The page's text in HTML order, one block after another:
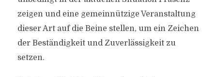
zeigen und eine gemeinnützige Veranstaltung
dieser Art auf die Beine stellen, um ein Zeichen
der Beständigkeit und Zuverlässigkeit zu
setzen.